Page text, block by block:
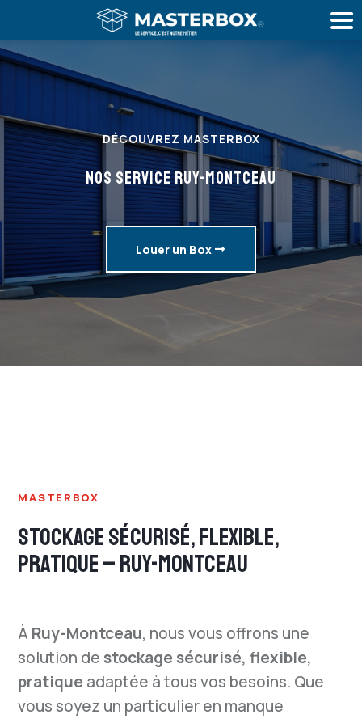
DÉCOUVREZ MASTERBOX
NOS SERVICE RUY-MONTCEAU
Louer un Box
MASTERBOX
STOCKAGE SÉCURISÉ, FLEXIBLE,
PRATIQUE – RUY-MONTCEAU
À Ruy-Montceau, nous vous offrons une
solution de stockage sécurisé, flexible,
pratique adaptée à tous vos besoins. Que
vous soyez un particulier en manque